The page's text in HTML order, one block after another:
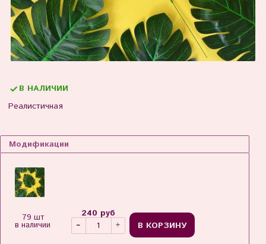
Реалистичная
В НАЛИЧИИ
Модификации
79 шт
в наличии
240 руб
В КОРЗИНУ